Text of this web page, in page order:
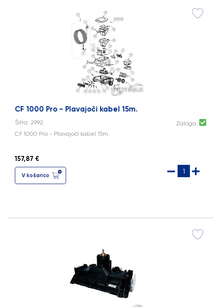
CF 1000 Pro - Plavajoči kabel 15m.
Šifra: 2992
Zaloga:
CF 1000 Pro - Plavajoči kabel 15m.
157,87 €
V košarico